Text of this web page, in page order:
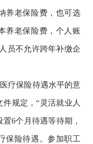
养老保险费，也可选
养老保险费，个人账
员不允许跨年补缴企
疗保险待遇水平的意
件规定，“灵活就业人
6个月待遇等待期，
保险待遇。参加职工